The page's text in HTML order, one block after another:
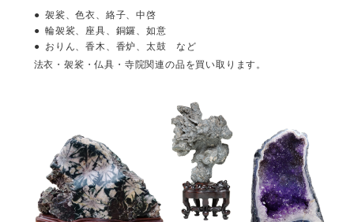
袈裟、色衣、絡子、中啓
輪袈裟、座具、銅鑼、如意
おりん、香木、香炉、太鼓 など
法衣・袈裟・仏具・寺院関連の品を買い取ります。